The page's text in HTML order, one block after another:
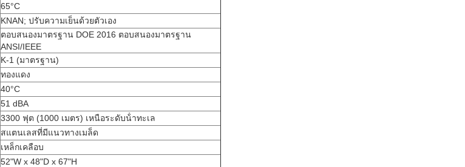
65°C
KNAN; ปรับความเย็นด้วยตัวเอง
ตอบสนองมาตรฐาน DOE 2016 ตอบสนองมาตรฐาน
ANSI/IEEE
K-1 (มาตรฐาน)
ทองแดง
40°C
51 dBA
3300 ฟุต (1000 เมตร) เหนือระดับน้ําทะเล
สแตนเลสที่มีแนวทางเมล็ด
เหล็กเคลือบ
52"W x 48"D x 67"H